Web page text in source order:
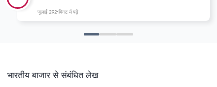
जुलाई 292 मिनट में पढ़ें
भारतीय बाजार से संबंधित लेख